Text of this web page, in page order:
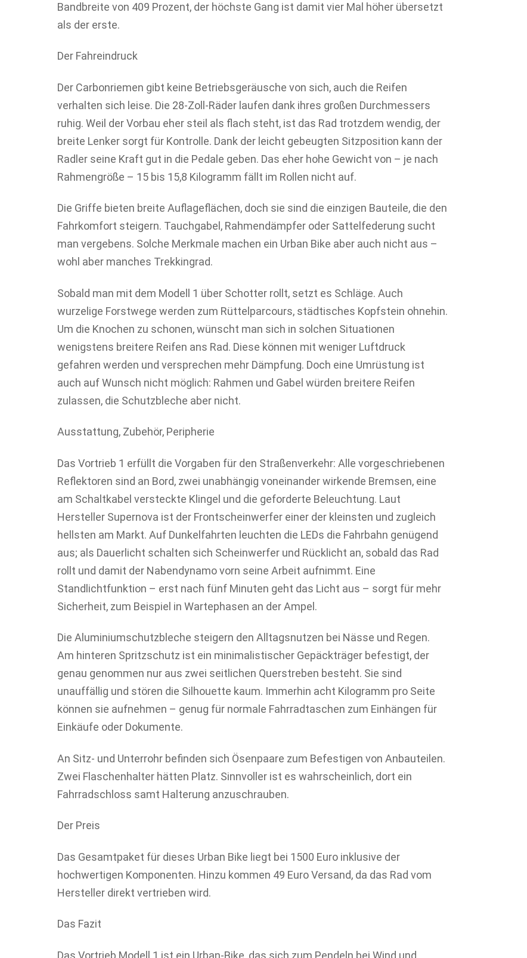
Bandbreite von 409 Prozent, der höchste Gang ist damit vier Mal höher übersetzt
als der erste.
Der Fahreindruck
Der Carbonriemen gibt keine Betriebsgeräusche von sich, auch die Reifen
verhalten sich leise. Die 28-Zoll-Räder laufen dank ihres großen Durchmessers
ruhig. Weil der Vorbau eher steil als flach steht, ist das Rad trotzdem wendig, der
breite Lenker sorgt für Kontrolle. Dank der leicht gebeugten Sitzposition kann der
Radler seine Kraft gut in die Pedale geben. Das eher hohe Gewicht von – je nach
Rahmengröße – 15 bis 15,8 Kilogramm fällt im Rollen nicht auf.
Die Griffe bieten breite Auflageflächen, doch sie sind die einzigen Bauteile, die den
Fahrkomfort steigern. Tauchgabel, Rahmendämpfer oder Sattelfederung sucht
man vergebens. Solche Merkmale machen ein Urban Bike aber auch nicht aus –
wohl aber manches Trekkingrad.
Sobald man mit dem Modell 1 über Schotter rollt, setzt es Schläge. Auch
wurzelige Forstwege werden zum Rüttelparcours, städtisches Kopfstein ohnehin.
Um die Knochen zu schonen, wünscht man sich in solchen Situationen
wenigstens breitere Reifen ans Rad. Diese können mit weniger Luftdruck
gefahren werden und versprechen mehr Dämpfung. Doch eine Umrüstung ist
auch auf Wunsch nicht möglich: Rahmen und Gabel würden breitere Reifen
zulassen, die Schutzbleche aber nicht.
Ausstattung, Zubehör, Peripherie
Das Vortrieb 1 erfüllt die Vorgaben für den Straßenverkehr: Alle vorgeschriebenen
Reflektoren sind an Bord, zwei unabhängig voneinander wirkende Bremsen, eine
am Schaltkabel versteckte Klingel und die geforderte Beleuchtung. Laut
Hersteller Supernova ist der Frontscheinwerfer einer der kleinsten und zugleich
hellsten am Markt. Auf Dunkelfahrten leuchten die LEDs die Fahrbahn genügend
aus; als Dauerlicht schalten sich Scheinwerfer und Rücklicht an, sobald das Rad
rollt und damit der Nabendynamo vorn seine Arbeit aufnimmt. Eine
Standlichtfunktion – erst nach fünf Minuten geht das Licht aus – sorgt für mehr
Sicherheit, zum Beispiel in Wartephasen an der Ampel.
Die Aluminiumschutzbleche steigern den Alltagsnutzen bei Nässe und Regen.
Am hinteren Spritzschutz ist ein minimalistischer Gepäckträger befestigt, der
genau genommen nur aus zwei seitlichen Querstreben besteht. Sie sind
unauffällig und stören die Silhouette kaum. Immerhin acht Kilogramm pro Seite
können sie aufnehmen – genug für normale Fahrradtaschen zum Einhängen für
Einkäufe oder Dokumente.
An Sitz- und Unterrohr befinden sich Ösenpaare zum Befestigen von Anbauteilen.
Zwei Flaschenhalter hätten Platz. Sinnvoller ist es wahrscheinlich, dort ein
Fahrradschloss samt Halterung anzuschrauben.
Der Preis
Das Gesamtpaket für dieses Urban Bike liegt bei 1500 Euro inklusive der
hochwertigen Komponenten. Hinzu kommen 49 Euro Versand, da das Rad vom
Hersteller direkt vertrieben wird.
Das Fazit
Das Vortrieb Modell 1 ist ein Urban-Bike, das sich zum Pendeln bei Wind und